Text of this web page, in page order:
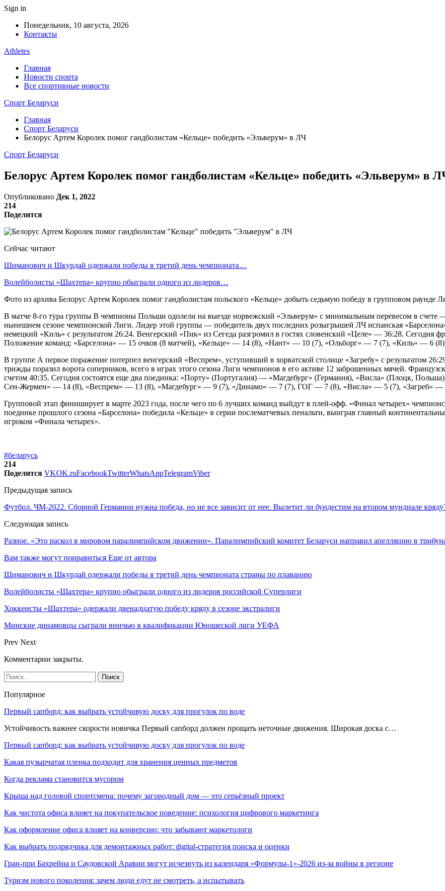
Sign in
Понедельник, 10 августа, 2026
Контакты
Athletes
Главная
Новости спорта
Все спортивные новости
Спорт Беларуси
Главная
Спорт Беларуси
Белорус Артем Королек помог гандболистам «Кельце» победить «Эльверум» в ЛЧ
Спорт Беларуси
Белорус Артем Королек помог гандболистам «Кельце» победить «Эльверум» в
Опубликовано Дек 1, 2022
214
Поделится
Сейчас читают
Шиманович и Шкурдай одержали победы в третий день чемпионата…
Волейболисты «Шахтера» крупно обыграли одного из лидеров…
Фото из архива Белорус Артем Королек помог гандболистам польского «Кельце» добыть седьмую победу в групповом
В матче 8-го тура группы В чемпионы Польши одолели на выезде норвежский «Эльверум» с минимальным перевесом в счете
нынешнем сезоне чемпионской Лиги. Лидер этой группы — победитель двух последних розыгрышей ЛЧ испанская
немецкий «Киль» с результатом 26:24. Венгерский «Пик» из Сегеда разгромил в гостях словенский «Целе» — 36:28. Сегодня
Положение команд: «Барселона» — 15 очков (8 матчей), «Кельце» — 14 (8), «Нант» — 10 (7), «Ольборг» — 7 (7), «Киль» — 6
В группе А первое поражение потерпел венгерский «Веспрем», уступивший в хорватской столице «Загребу» с результатом
трижды поразил ворота соперников, всего в играх этого сезона Лиги чемпионов в его активе 12 заброшенных мячей.
счетом 40:35. Сегодня состоятся еще два поединка: «Порту» (Португалия) — «Магдебург» (Германия), «Висла» (Плоцк,
Сен-Жермен» — 14 (8), «Веспрем» — 13 (8), «Магдебург» — 9 (7), «Динамо» — 7 (7), ГОГ — 7 (8), «Висла» — 5 (7), «Загреб» —
Групповой этап финиширует в марте 2023 года, после чего по 6 лучших команд выйдут в плей-офф. «Финал четырех»
поединке прошлого сезона «Барселона» победила «Кельце» в серии послематчевых пенальти, выиграв главный
игроком «Финала четырех».
#беларусь
214
Поделится VKOK.ruFacebookTwitterWhatsAppTelegramViber
Предыдущая запись
Футбол. ЧМ-2022. Сборной Германии нужна победа, но не все зависит от нее. Вылетит ли бундестим на втором мундиале
Следующая запись
Разное. «Это раскол в мировом паралимпийском движении». Паралимпийский комитет Беларуси направил апелляцию в
Вам также могут понравиться Еще от автора
Шиманович и Шкурдай одержали победы в третий день чемпионата страны по плаванию
Волейболисты «Шахтера» крупно обыграли одного из лидеров российской Суперлиги
Хоккеисты «Шахтера» одержали двенадцатую победу кряду в сезоне экстралиги
Минские динамовцы сыграли вничью в квалификации Юношеской лиги УЕФА
Prev Next
Комментарии закрыты.
Популярное
Первый сапборд: как выбрать устойчивую доску для прогулок по воде
Устойчивость важнее скорости новичка Первый сапборд должен прощать неточные движения. Широкая доска с…
Первый сапборд: как выбрать устойчивую доску для прогулок по воде
Какая пузырчатая пленка подходит для хранения ценных предметов
Когда реклама становится мусором
Крыша над головой спортсмена: почему загородный дом — это серьёзный проект
Как чистота офиса влияет на покупательское поведение: психология цифрового маркетинга
Как оформление офиса влияет на конверсию: что забывают маркетологи
Как выбрать подрядчика для демонтажных работ: digital-стратегия поиска и оценки
Гран-при Бахрейна и Саудовской Аравии могут исчезнуть из календаря «Формулы-1»-2026 из-за войны в регионе
Туризм нового поколения: зачем люди едут не смотреть, а испытывать